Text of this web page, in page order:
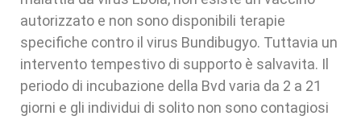
autorizzato e non sono disponibili terapie
specifiche contro il virus Bundibugyo. Tuttavia un
intervento tempestivo di supporto è salvavita. Il
periodo di incubazione della Bvd varia da 2 a 21
giorni e gli individui di solito non sono contagiosi